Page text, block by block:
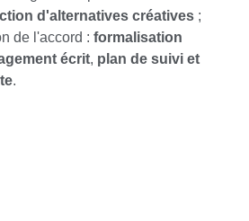
d'alternatives créatives ;
de l'accord : formalisation
écrit, plan de suivi et
.